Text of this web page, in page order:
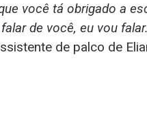
você tá obrigado a
de você, eu vou
de palco de